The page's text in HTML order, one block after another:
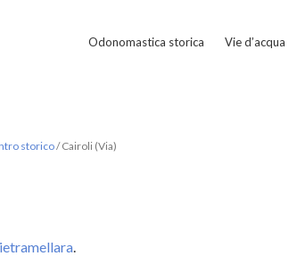
Odonomastica storica Vie d’acqua
storico/Cairoli (Via)
.